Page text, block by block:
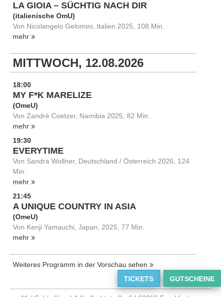
TICKETS GUTSCHEINE
LA GIOIA – SÜCHTIG NACH DIR
(italienische OmU)
Von Nicolangelo Gelomini, Italien 2025, 108 Min.
mehr
MITTWOCH, 12.08.2026
18:00
MY F*K MARELIZE
(OmeU)
Von Zandré Coetzer, Namibia 2025, 82 Min.
mehr
19:30
EVERYTIME
Von Sandra Wollner, Deutschland / Österreich 2026, 124
Min.
mehr
21:45
A UNIQUE COUNTRY IN ASIA
(OmeU)
Von Kenji Yamauchi, Japan, 2025, 77 Min.
mehr
Weiteres Programm in der Vorschau sehen